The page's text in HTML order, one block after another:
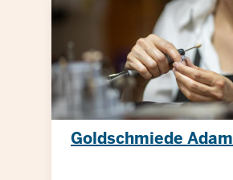
Goldschmiede Adam